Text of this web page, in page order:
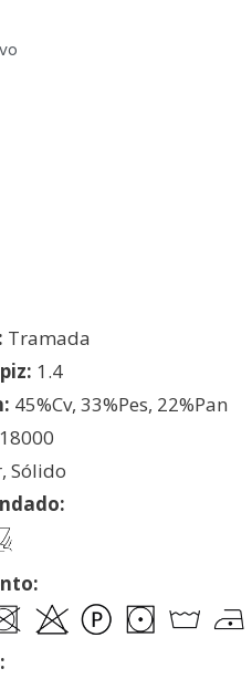
Tramada
1.4
45%Cv, 33%Pes, 22%Pan
18000
Sólido